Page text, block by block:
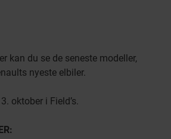
kan du se de seneste modeller,
nyeste elbiler.
oktober i Field’s.